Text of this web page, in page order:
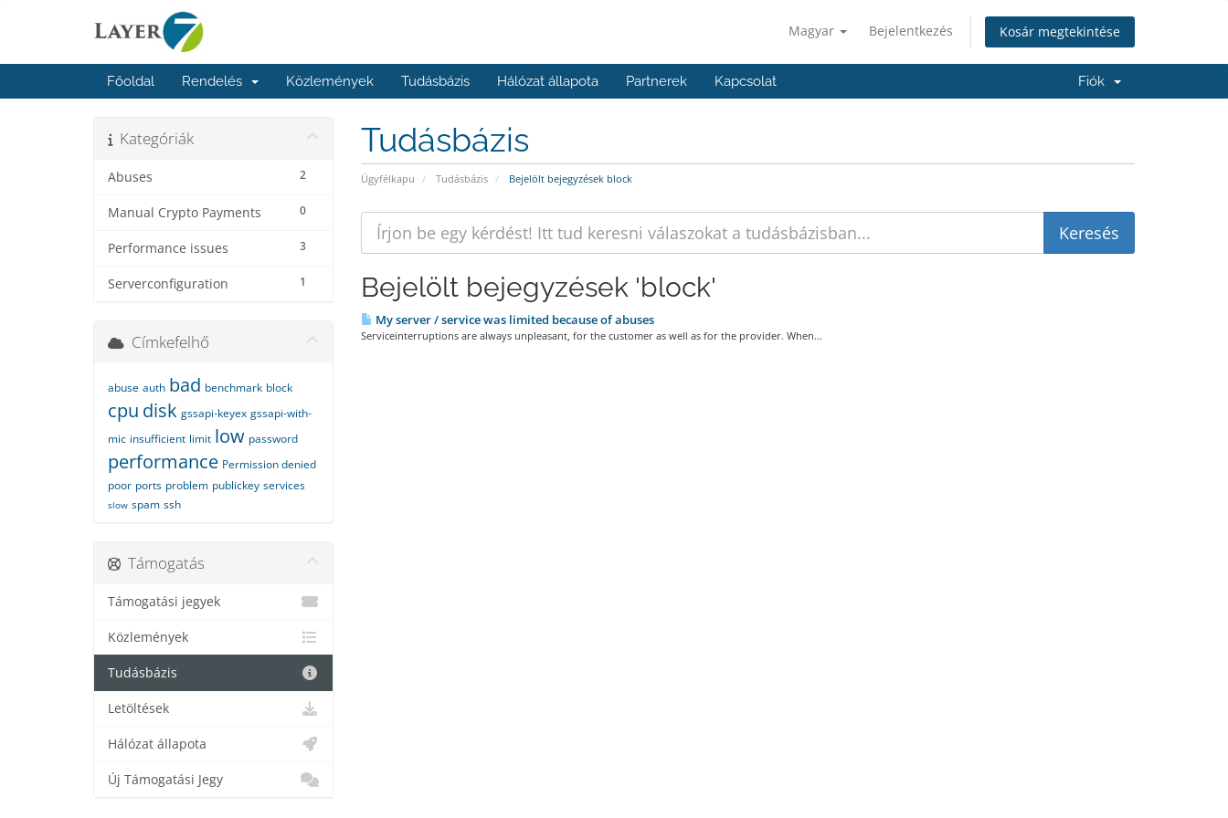
Magyar Bejelentkezés Kosár megtekintése
Főoldal Rendelés Közlemények Tudásbázis Hálózat állapota Partnerek Kapcsolat Fiók
Tudásbázis
Ügyfélkapu Tudásbázis Bejelölt bejegyzések block
Kategóriák
2
Abuses
0
Manual Crypto Payments
3
Performance issues
1
Serverconfiguration Bejelölt bejegyzések 'block'
My server / service was limited because of abuses
Serviceinterruptions are always unpleasant, for the customer as well as for the provider. When...
Címkefelhő
abuse auth bad benchmark block
cpu disk gssapi-keyex gssapi-with-
mic insufficient limit low password
performance Permission denied
poor ports problem publickey services
slow spam ssh
Támogatás
Támogatási jegyek
Közlemények
Tudásbázis
Letöltések
Hálózat állapota
Új Támogatási Jegy